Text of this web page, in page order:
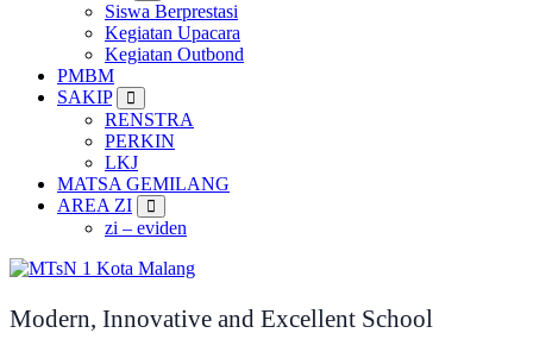
Siswa Berprestasi
Kegiatan Upacara
Kegiatan Outbond
PMBM
SAKIP
RENSTRA
PERKIN
LKJ
MATSA GEMILANG
AREA ZI
zi – eviden
Modern, Innovative and Excellent School